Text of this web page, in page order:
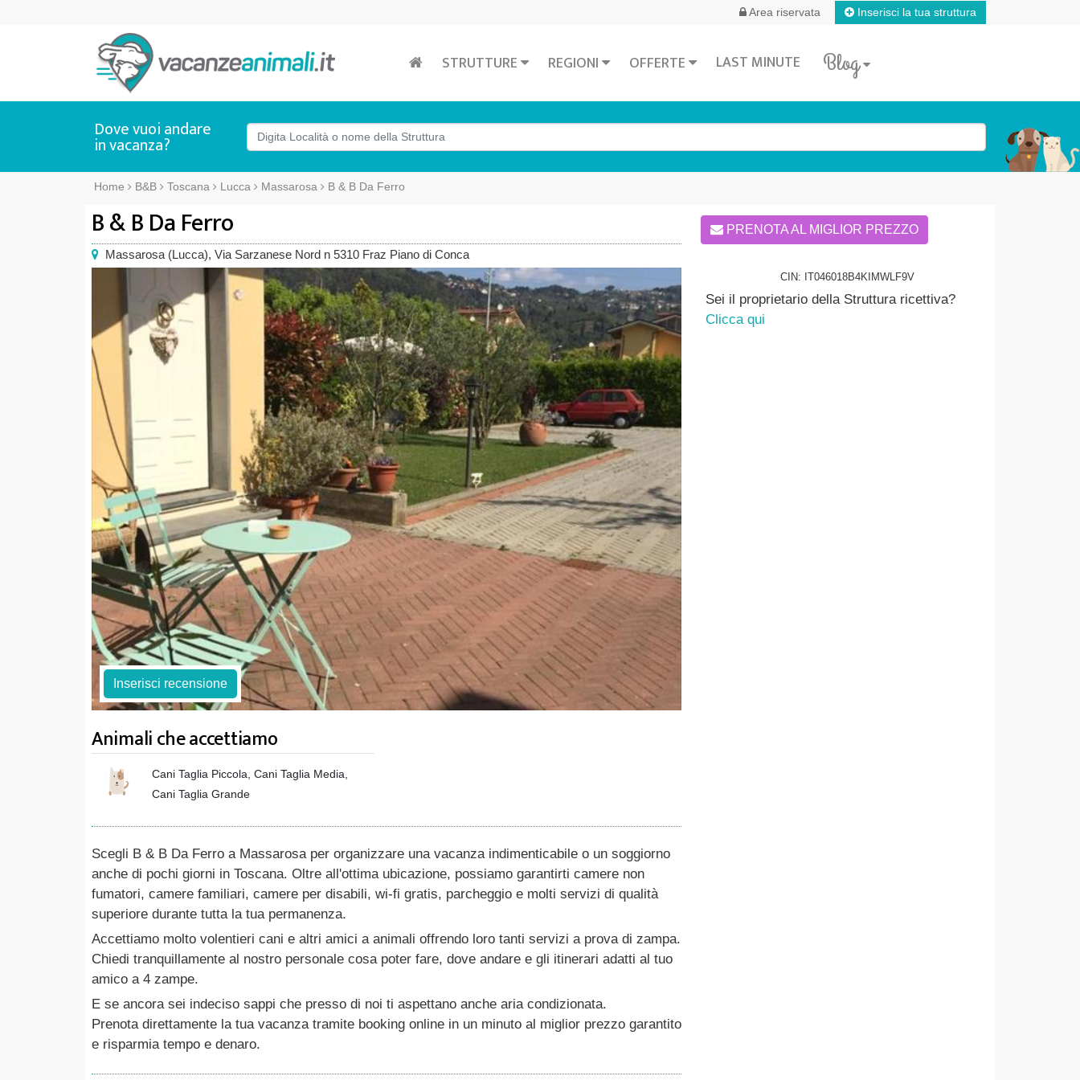
Area riservata Inserisci la tua struttura
STRUTTURE REGIONI OFFERTE LAST MINUTE Blog
Dove vuoi andare
in vacanza?
Home B&B Toscana Lucca Massarosa B & B Da Ferro
B & B Da Ferro
Massarosa (Lucca), Via Sarzanese Nord n 5310 Fraz Piano di Conca
Inserisci recensione
Animali che accettiamo
Cani Taglia Piccola, Cani Taglia Media,
Cani Taglia Grande
Scegli B & B Da Ferro a Massarosa per organizzare una vacanza indimenticabile o un soggiorno
anche di pochi giorni in Toscana. Oltre all'ottima ubicazione, possiamo garantirti camere non
fumatori, camere familiari, camere per disabili, wi-fi gratis, parcheggio e molti servizi di qualità
superiore durante tutta la tua permanenza.
Accettiamo molto volentieri cani e altri amici a animali offrendo loro tanti servizi a prova di zampa.
Chiedi tranquillamente al nostro personale cosa poter fare, dove andare e gli itinerari adatti al tuo
amico a 4 zampe.
E se ancora sei indeciso sappi che presso di noi ti aspettano anche aria condizionata.
Prenota direttamente la tua vacanza tramite booking online in un minuto al miglior prezzo garantito
e risparmia tempo e denaro.
PRENOTA AL MIGLIOR PREZZO
CIN: IT046018B4KIMWLF9V
Sei il proprietario della Struttura ricettiva?
Clicca qui